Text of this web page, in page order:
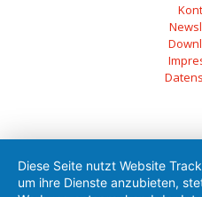
Diese Seite nutzt Website
um ihre Dienste anzubieten,